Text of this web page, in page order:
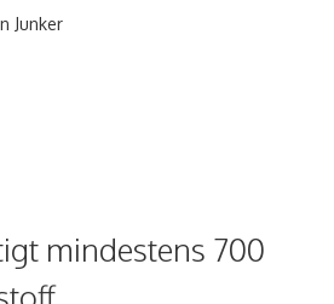
Junker
mindestens 700